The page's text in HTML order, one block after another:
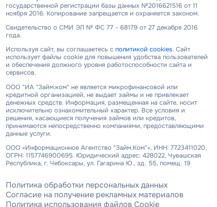
государственной регистрации базы данных №2016621516 от 11
ноября 2016. Копирование запрещается и охраняется законом.
Свидетельство о СМИ ЭЛ № ФС 77 - 68179 от 27 декабря 2016
года.
Используя сайт, вы соглашаетесь с политикой cookies. Сайт
использует файлы cookie для повышения удобства пользователей
и обеспечения должного уровня работоспособности сайта и
сервисов.
ООО "ИА "Займ.ком" не является микрофинансовой или
кредитной организацией, не выдает займы и не привлекает
денежных средств. Информация, размещенная на сайте, носит
исключительно ознакомительный характер. Все условия и
решения, касающиеся получения займов или кредитов,
принимаются непосредственно компаниями, предоставляющими
данные услуги.
ООО «Информационное Агентство "Займ.Ком"», ИНН: 7723411020,
ОГРН: 1157746900695. Юридический адрес: 428022, Чувашская
Республика, г. Чебоксары, ул. Гагарина Ю., зд. 55, помещ. 19
Политика обработки персональных данных
Согласие на получение рекламных материалов
Политика использования файлов Cookie